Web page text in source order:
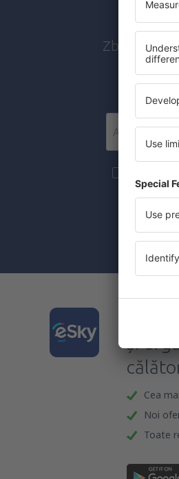
Zboruri
materiale
furnizat-o.
Prin
și
Cea
Noi
Toate